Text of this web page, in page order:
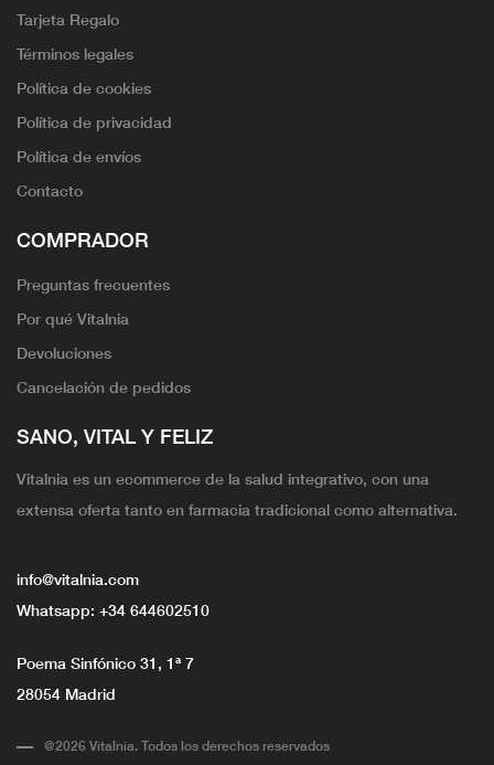
Tarjeta Regalo
Términos legales
Política de cookies
Política de privacidad
Política de envíos
Contacto
COMPRADOR
Preguntas frecuentes
Por qué Vitalnia
Devoluciones
Cancelación de pedidos
SANO, VITAL Y FELIZ
Vitalnia es un ecommerce de la salud integrativo, con una
extensa oferta tanto en farmacia tradicional como alternativa.
info@vitalnia.com
Whatsapp: +34 644602510
Poema Sinfónico 31, 1ª 7
28054 Madrid
@2026 Vitalnia. Todos los derechos reservados